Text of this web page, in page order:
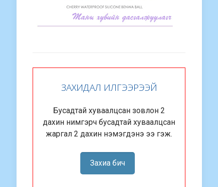
ЗАХИДАЛ ИЛГЭЭРЭЭЙ
Бусадтай хуваалцсан зовлон 2
дахин нимгэрч бусадтай хуваалцсан
жаргал 2 дахин нэмэгдэнэ ээ гэж.
Захиа бич